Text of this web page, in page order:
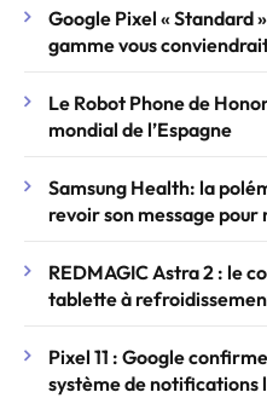
Google Pixel « Standard
gamme vous
Le Robot Phone de
mondial de l’Espagne
Samsung Health: la
revoir son message pour
REDMAGIC Astra 2 : le
tablette à
Pixel 11 : Google
système de notifications